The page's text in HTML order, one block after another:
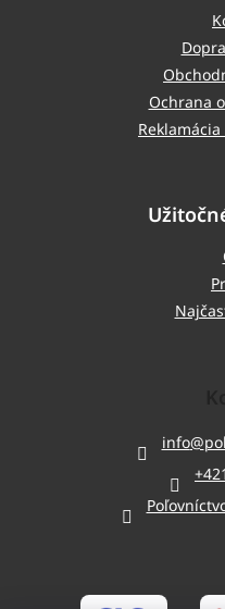
Ochrana
info@